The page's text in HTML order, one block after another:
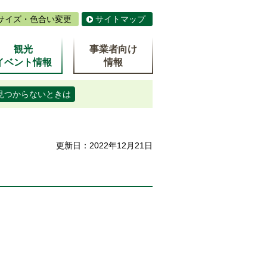
イズ・色合い変更 サイトマップ
観光
ベント情報
事業者向け
情報
つからないときは
更新日：2022年12月21日